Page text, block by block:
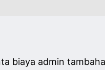
biaya admin